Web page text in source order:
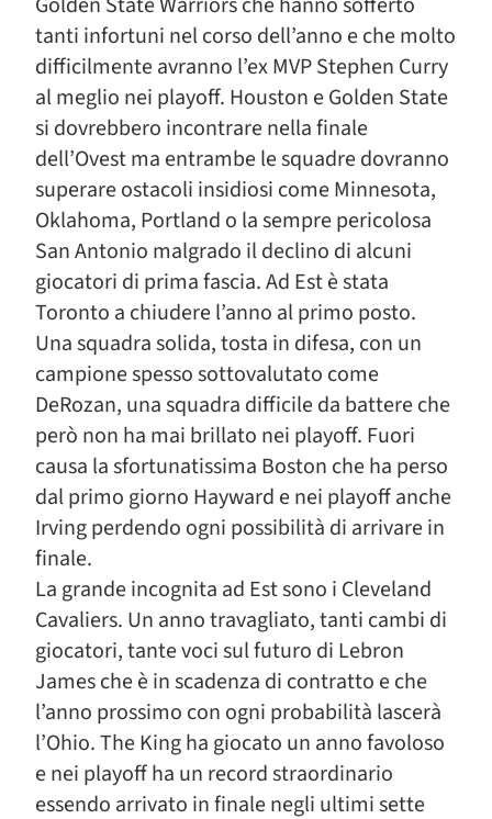
tanti infortuni nel corso dell’anno e che molto
difficilmente avranno l’ex MVP Stephen Curry
al meglio nei playoff. Houston e Golden State
si dovrebbero incontrare nella finale
dell’Ovest ma entrambe le squadre dovranno
superare ostacoli insidiosi come Minnesota,
Oklahoma, Portland o la sempre pericolosa
San Antonio malgrado il declino di alcuni
giocatori di prima fascia. Ad Est è stata
Toronto a chiudere l’anno al primo posto.
Una squadra solida, tosta in difesa, con un
campione spesso sottovalutato come
DeRozan, una squadra difficile da battere che
però non ha mai brillato nei playoff. Fuori
causa la sfortunatissima Boston che ha perso
dal primo giorno Hayward e nei playoff anche
Irving perdendo ogni possibilità di arrivare in
finale.
La grande incognita ad Est sono i Cleveland
Cavaliers. Un anno travagliato, tanti cambi di
giocatori, tante voci sul futuro di Lebron
James che è in scadenza di contratto e che
l’anno prossimo con ogni probabilità lascerà
l’Ohio. The King ha giocato un anno favoloso
e nei playoff ha un record straordinario
essendo arrivato in finale negli ultimi sette